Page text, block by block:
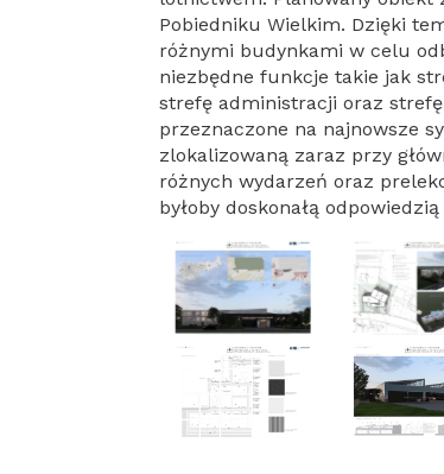
Pobiedniku Wielkim. Dzięki
różnymi budynkami w celu
niezbędne funkcje takie jak
strefę administracji oraz
przeznaczone na najnowsze
zlokalizowaną zaraz przy
różnych wydarzeń oraz
byłoby doskonałą